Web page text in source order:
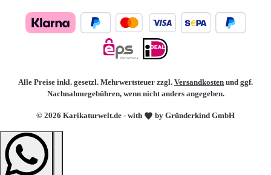
© 2026 Karikaturwelt.de - with by Gründerkind GmbH
Alle Preise inkl. gesetzl. Mehrwertsteuer zzgl. Versandkosten und ggf.
Nachnahmegebühren, wenn nicht anders angegeben.